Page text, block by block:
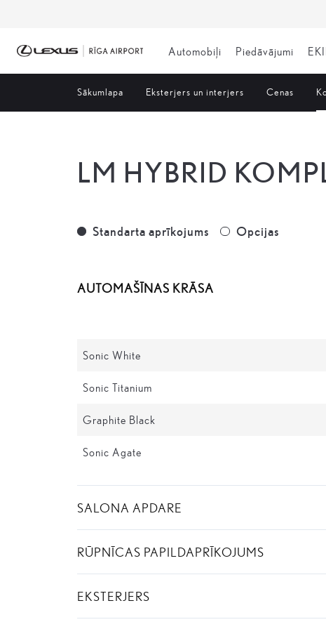
Automobiļi Piedāvājumi
Sākumlapa Eksterjers un interjers Cenas
LM HYBRID
Standarta aprīkojums
Standarta aprīkojums Opcijas
Opcijas
AUTOMAŠĪNAS KRĀSA
Sonic White
Sonic Titanium
Graphite Black
Sonic Agate
SALONA APDARE
RŪPNĪCAS PAPILDAPRĪKOJUMS
EKSTERJERS